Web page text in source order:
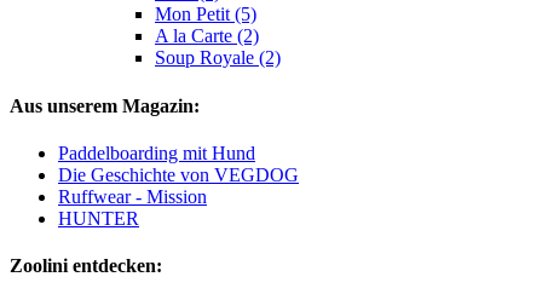
Mon Petit (5)
A la Carte (2)
Soup Royale (2)
Aus unserem Magazin:
Paddelboarding mit Hund
Die Geschichte von VEGDOG
Ruffwear - Mission
HUNTER
Zoolini entdecken: